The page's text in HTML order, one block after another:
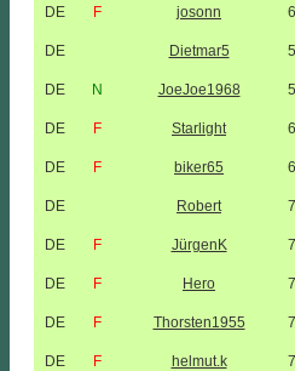
DE F josonn
DE Dietmar5
DE N JoeJoe1968
DE F Starlight
DE F biker65
DE Robert
DE F JürgenK
DE F Hero
DE F Thorsten1955
DE F helmut.k